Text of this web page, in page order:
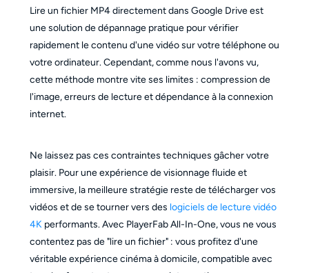
Lire un fichier MP4 directement dans Google Drive est
une solution de dépannage pratique pour vérifier
rapidement le contenu d'une vidéo sur votre téléphone ou
votre ordinateur. Cependant, comme nous l'avons vu,
cette méthode montre vite ses limites : compression de
l'image, erreurs de lecture et dépendance à la connexion
internet.
Ne laissez pas ces contraintes techniques gâcher votre
plaisir. Pour une expérience de visionnage fluide et
immersive, la meilleure stratégie reste de télécharger vos
vidéos et de se tourner vers des logiciels de lecture vidéo
4Kperformants. Avec PlayerFab All-In-One, vous ne vous
contentez pas de "lire un fichier" : vous profitez d'une
véritable expérience cinéma à domicile, compatible avec